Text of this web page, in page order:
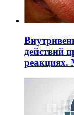
действий
реакциях.